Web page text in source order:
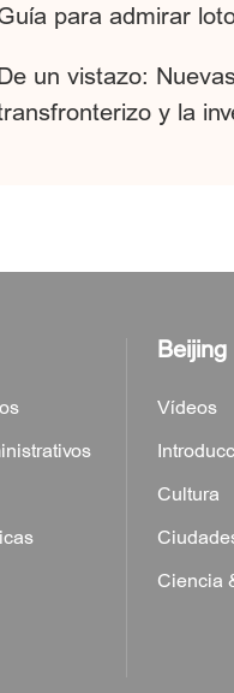
para admirar
un vistazo:
y la
Vídeos
Cultura
Ciencia